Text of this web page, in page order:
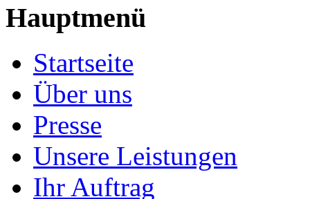
Hauptmenü
Startseite
Über uns
Presse
Unsere Leistungen
Ihr Auftrag